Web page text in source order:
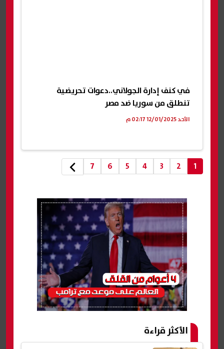
في كنف إدارة الجولاني..دعوات تحريضية
تنطلق من سوريا ضد مصر
الأحد 12/01/2025 02:17 م
1
2
3
4
5
6
7
الأكثر قراءة